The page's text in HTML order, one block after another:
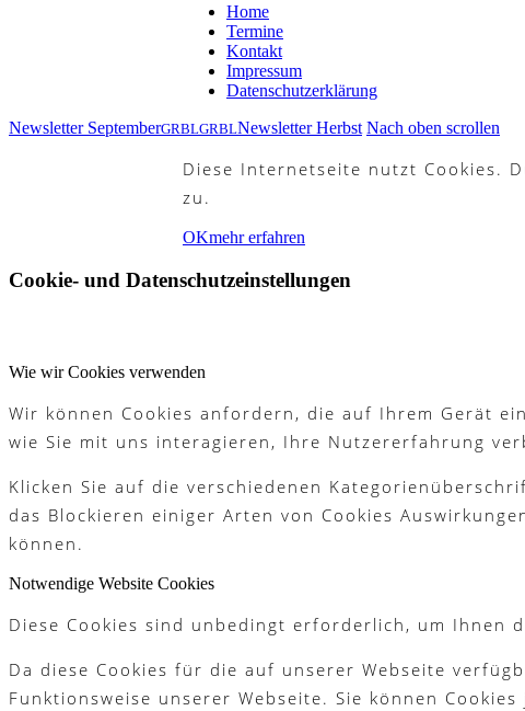
Golfregeln
Home
Termine
Kontakt
Impressum
Datenschutzerklärung
Newsletter SeptemberGRBLGRBLNewsletter Herbst Nach oben scrollen
Diese Internetseite nutzt Cookies.
zu.
OKmehr erfahren
Cookie- und Datenschutzeinstellungen
Wie wir Cookies verwenden
Wir können Cookies anfordern, die auf Ihrem Gerät
wie Sie mit uns interagieren, Ihre Nutzererfahrung
Klicken Sie auf die verschiedenen
das Blockieren einiger Arten von Cookies
können.
Notwendige Website Cookies
Diese Cookies sind unbedingt erforderlich, um Ihnen
Da diese Cookies für die auf unserer Webseite
Funktionsweise unserer Webseite. Sie können